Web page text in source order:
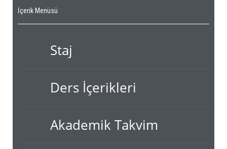
İçerik Menüsü
Staj
Ders İçerikleri
Akademik Takvim